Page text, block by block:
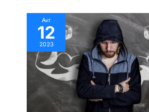
Avr
12
2023